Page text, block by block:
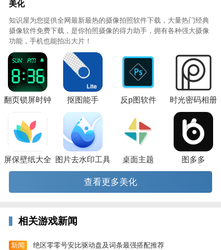
2、可以随时随地换肤，为大家带来便利
3、超多给力的功能可以使用，十分有趣
美化
知识屋为您提供全网最新最热的摄像拍照软件下载，大量热门经典
摄像软件免费下载，是你拍照摄像的得力助手，拥有各种强大摄像
功能，手机也能拍出大片！
翻页锁屏时钟 抠图能手 反p图软件 时光密码相册
屏保壁纸大全 图片去水印工具 桌面主题 图多多
查看更多美化
相关游戏新闻
新闻 绝区零零号安比驱动盘及词条最强搭配推荐